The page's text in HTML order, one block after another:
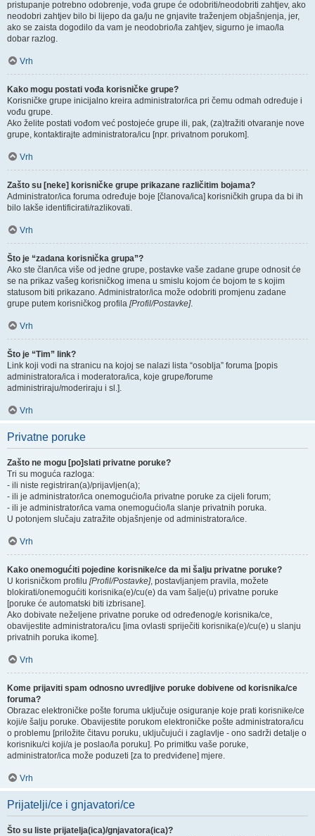
pristupanje potrebno odobrenje, vođa grupe će odobriti/neodobriti zahtjev, ako
neodobri zahtjev bilo bi lijepo da ga/ju ne gnjavite traženjem objašnjenja, jer,
ako se zaista dogodilo da vam je neodobrio/la zahtjev, sigurno je imao/la
dobar razlog.
Vrh
Kako mogu postati vođa korisničke grupe?
Korisničke grupe inicijalno kreira administrator/ica pri čemu odmah određuje i
vođu grupe.
Ako želite postati vođom već postojeće grupe ili, pak, (za)tražiti otvaranje nove
grupe, kontaktirajte administratora/icu [npr. privatnom porukom].
Vrh
Zašto su [neke] korisničke grupe prikazane različitim bojama?
Administrator/ica foruma određuje boje [članova/ica] korisničkih grupa da bi ih
bilo lakše identificirati/razlikovati.
Vrh
Što je “zadana korisnička grupa”?
Ako ste član/ica više od jedne grupe, postavke vaše zadane grupe odnosit će
se na prikaz vašeg korisničkog imena u smislu kojom će bojom te s kojim
statusom biti prikazano. Administrator/ica može odobriti promjenu zadane
grupe putem korisničkog profila [Profil/Postavke].
Vrh
Što je “Tim” link?
Link koji vodi na stranicu na kojoj se nalazi lista “osoblja” foruma [popis
administratora/ica i moderatora/ica, koje grupe/forume
administriraju/moderiraju i sl.].
Vrh
Privatne poruke
Zašto ne mogu [po]slati privatne poruke?
Tri su moguća razloga:
- ili niste registriran(a)/prijavljen(a);
- ili je administrator/ica onemogućio/la privatne poruke za cijeli forum;
- ili je administrator/ica vama onemogućio/la slanje privatnih poruka.
U potonjem slučaju zatražite objašnjenje od administratora/ice.
Vrh
Kako onemogućiti pojedine korisnike/ce da mi šalju privatne poruke?
U korisničkom profilu [Profil/Postavke], postavljanjem pravila, možete
blokirati/onemogućiti korisnika(e)/cu(e) da vam šalje(u) privatne poruke
[poruke će automatski biti izbrisane].
Ako dobivate neželjene privatne poruke od određenog/e korisnika/ce,
obavijestite administratora/icu [ima ovlasti spriječiti korisnika(e)/cu(e) u slanju
privatnih poruka ikome].
Vrh
Kome prijaviti spam odnosno uvredljive poruke dobivene od korisnika/ce
foruma?
Obrazac elektroničke pošte foruma uključuje osiguranje koje prati korisnike/ce
koji/e šalju poruke. Obavijestite porukom elektroničke pošte administratora/icu
o problemu [priložite čitavu poruku, uključujući i zaglavlje - ono sadrži detalje o
korisniku/ci koji/a je poslao/la poruku]. Po primitku vaše poruke,
administrator/ica može poduzeti [za to predviđene] mjere.
Vrh
Prijatelji/ce i gnjavatori/ce
Što su liste prijatelja(ica)/gnjavatora(ica)?